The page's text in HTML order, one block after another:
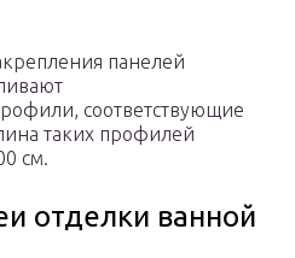
панелей
соответствующие
таких профилей
см.
отделки ванной